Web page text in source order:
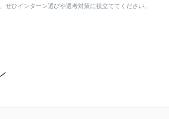
ぜひインターン選びや選考対策に役立ててください。